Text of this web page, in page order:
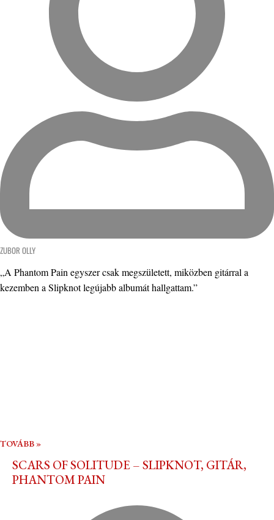
ZUBOR OLLY
„A Phantom Pain egyszer csak megszületett, miközben gitárral a
kezemben a Slipknot legújabb albumát hallgattam.”
TOVÁBB »
SCARS OF SOLITUDE – SLIPKNOT, GITÁR,
PHANTOM PAIN